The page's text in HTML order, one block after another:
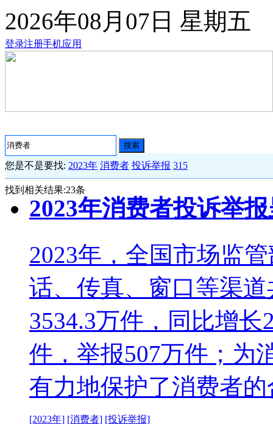
2026年08月07日 星期五
登录注册手机应用
搜索
您是不是要找: 2023年 消费者 投诉举报 315
找到相关结果:23条
2023年消费者投诉举
2023年，全国市场监
话、传真、窗口等渠
3534.3万件，同比增长
件，举报507万件；为
有力地保护了消费者
[2023年] [消费者] [投诉举报]